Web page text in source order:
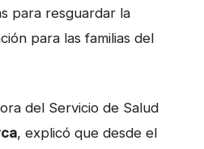
para resguardar la
para las familias del
del Servicio de Salud
, explicó que desde el